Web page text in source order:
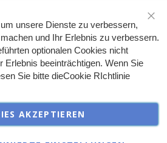
unsere Dienste zu verbessern,
und Ihr Erlebnis zu verbessern.
optionalen Cookies nicht
Erlebnis beeinträchtigen. Wenn Sie
Sie bitte dieCookie RIchtlinie
AKZEPTIEREN